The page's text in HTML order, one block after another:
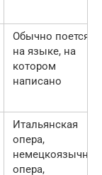
Обычно поется
на языке, на
котором
написано
Итальянская
опера,
немецкоязычная
опера,